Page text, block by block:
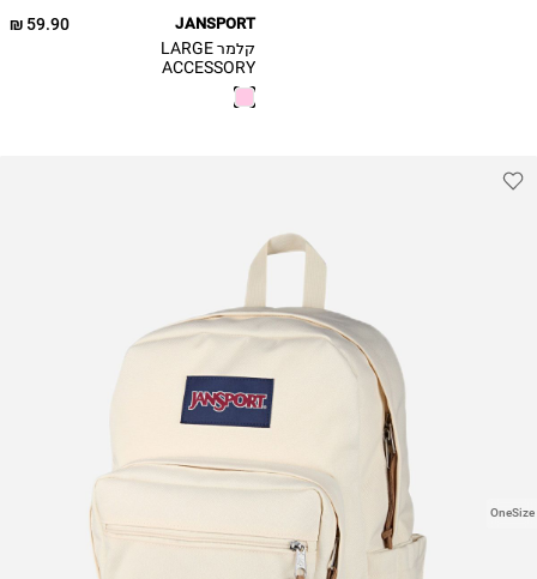
59.90 ₪ JANSPORT
קלמר LARGE
ACCESSORY
POUCH / בנות
OneSize